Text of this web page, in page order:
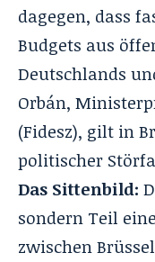
dagegen, dass
Budgets aus
Deutschlands
Orbán,
(Fidesz), gilt in
politischer
Das Sittenbild:
sondern Teil
zwischen